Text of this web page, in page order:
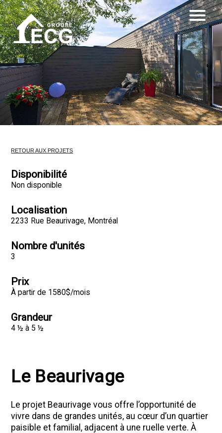
RETOUR AUX PROJETS
Disponibilité
Non disponible
Localisation
2233 Rue Beaurivage, Montréal
Nombre d'unités
3
Prix
À partir de 1580$/mois
Grandeur
4 ½ à 5 ½
Le Beaurivage
Le projet Beaurivage vous offre l’opportunité de
vivre dans de grandes unités, au cœur d’un quartier
paisible et familial, adjacent à une ruelle verte. À